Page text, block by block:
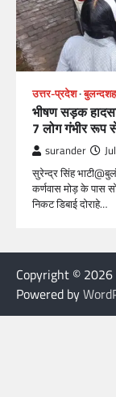
उत्तर-प्रदेश
भीषण सड़क
7 लोग गंभीर रूप
surander
सुरेन्द्र सिंह
कर्णवास मोड़ के पास
निकट डिबाई दोराहे…
Copyright © 2026
Powered by